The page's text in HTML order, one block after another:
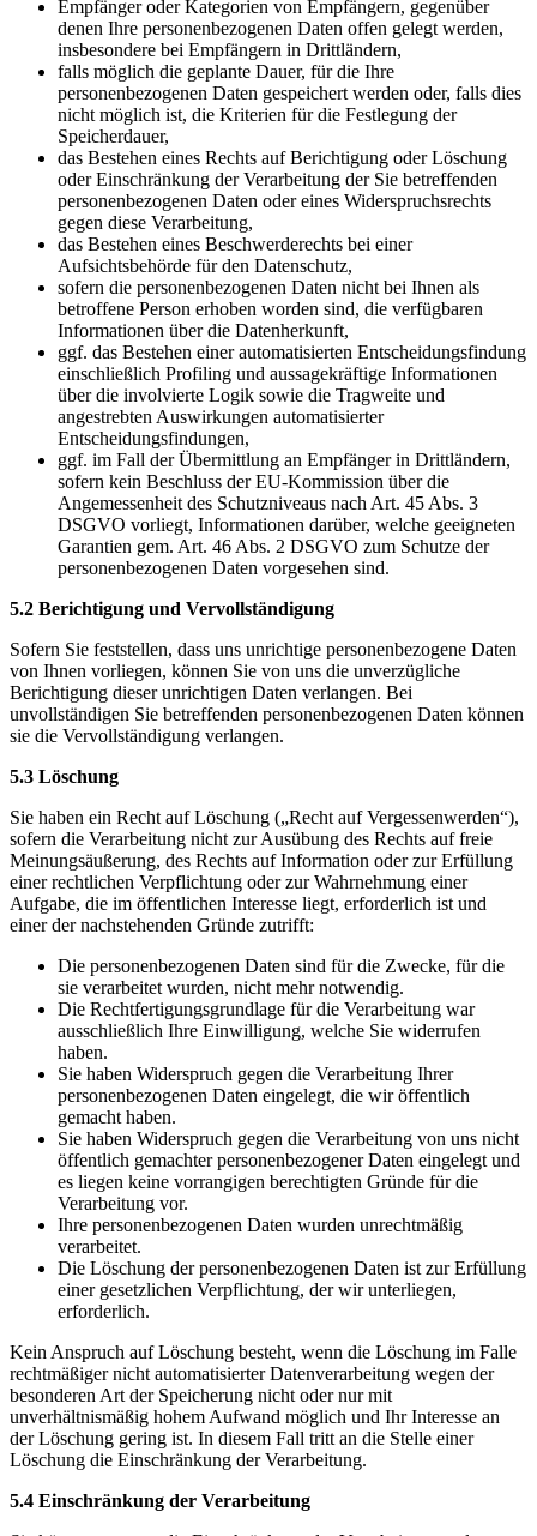
Empfänger oder Kategorien von Empfängern, gegenüber
denen Ihre personenbezogenen Daten offen gelegt werden,
insbesondere bei Empfängern in Drittländern,
falls möglich die geplante Dauer, für die Ihre
personenbezogenen Daten gespeichert werden oder, falls dies
nicht möglich ist, die Kriterien für die Festlegung der
Speicherdauer,
das Bestehen eines Rechts auf Berichtigung oder Löschung
oder Einschränkung der Verarbeitung der Sie betreffenden
personenbezogenen Daten oder eines Widerspruchsrechts
gegen diese Verarbeitung,
das Bestehen eines Beschwerderechts bei einer
Aufsichtsbehörde für den Datenschutz,
sofern die personenbezogenen Daten nicht bei Ihnen als
betroffene Person erhoben worden sind, die verfügbaren
Informationen über die Datenherkunft,
ggf. das Bestehen einer automatisierten Entscheidungsfindung
einschließlich Profiling und aussagekräftige Informationen
über die involvierte Logik sowie die Tragweite und
angestrebten Auswirkungen automatisierter
Entscheidungsfindungen,
ggf. im Fall der Übermittlung an Empfänger in Drittländern,
sofern kein Beschluss der EU-Kommission über die
Angemessenheit des Schutzniveaus nach Art. 45 Abs. 3
DSGVO vorliegt, Informationen darüber, welche geeigneten
Garantien gem. Art. 46 Abs. 2 DSGVO zum Schutze der
personenbezogenen Daten vorgesehen sind.
5.2 Berichtigung und Vervollständigung
Sofern Sie feststellen, dass uns unrichtige personenbezogene Daten
von Ihnen vorliegen, können Sie von uns die unverzügliche
Berichtigung dieser unrichtigen Daten verlangen. Bei
unvollständigen Sie betreffenden personenbezogenen Daten können
sie die Vervollständigung verlangen.
5.3 Löschung
Sie haben ein Recht auf Löschung („Recht auf Vergessenwerden“),
sofern die Verarbeitung nicht zur Ausübung des Rechts auf freie
Meinungsäußerung, des Rechts auf Information oder zur Erfüllung
einer rechtlichen Verpflichtung oder zur Wahrnehmung einer
Aufgabe, die im öffentlichen Interesse liegt, erforderlich ist und
einer der nachstehenden Gründe zutrifft:
Die personenbezogenen Daten sind für die Zwecke, für die
sie verarbeitet wurden, nicht mehr notwendig.
Die Rechtfertigungsgrundlage für die Verarbeitung war
ausschließlich Ihre Einwilligung, welche Sie widerrufen
haben.
Sie haben Widerspruch gegen die Verarbeitung Ihrer
personenbezogenen Daten eingelegt, die wir öffentlich
gemacht haben.
Sie haben Widerspruch gegen die Verarbeitung von uns nicht
öffentlich gemachter personenbezogener Daten eingelegt und
es liegen keine vorrangigen berechtigten Gründe für die
Verarbeitung vor.
Ihre personenbezogenen Daten wurden unrechtmäßig
verarbeitet.
Die Löschung der personenbezogenen Daten ist zur Erfüllung
einer gesetzlichen Verpflichtung, der wir unterliegen,
erforderlich.
Kein Anspruch auf Löschung besteht, wenn die Löschung im Falle
rechtmäßiger nicht automatisierter Datenverarbeitung wegen der
besonderen Art der Speicherung nicht oder nur mit
unverhältnismäßig hohem Aufwand möglich und Ihr Interesse an
der Löschung gering ist. In diesem Fall tritt an die Stelle einer
Löschung die Einschränkung der Verarbeitung.
5.4 Einschränkung der Verarbeitung